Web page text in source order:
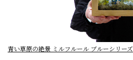
青い草原の絶景 ミルフルール ブルーシリーズ